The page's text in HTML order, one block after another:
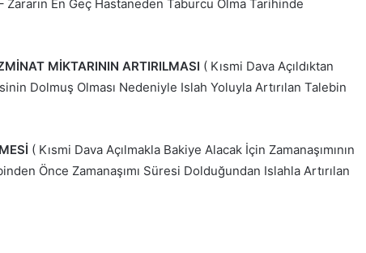
Zararın En Geç Hastaneden Taburcu Olma Tarihinde
MİKTARININ ARTIRILMASI ( Kısmi Dava Açıldıktan
Dolmuş Olması Nedeniyle Islah Yoluyla Artırılan Talebin
( Kısmi Dava Açılmakla Bakiye Alacak İçin Zamanaşımının
Önce Zamanaşımı Süresi Dolduğundan Islahla Artırılan